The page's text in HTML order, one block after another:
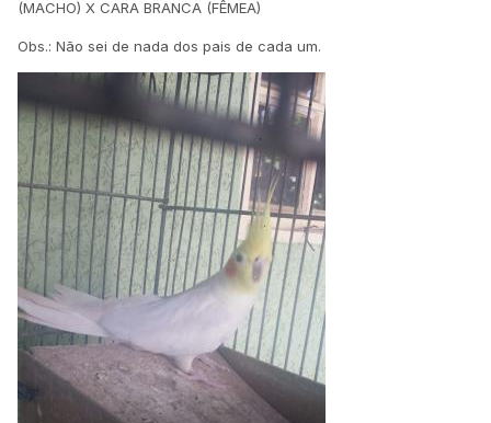
(MACHO) X CARA BRANCA (FÊMEA)
Obs.: Não sei de nada dos pais de cada um.